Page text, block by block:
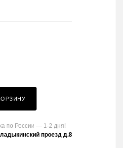
по России — 1-2 дня!
проезд д.8